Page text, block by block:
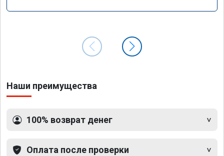
Наши преимущества
100% возврат денег
Оплата после проверки